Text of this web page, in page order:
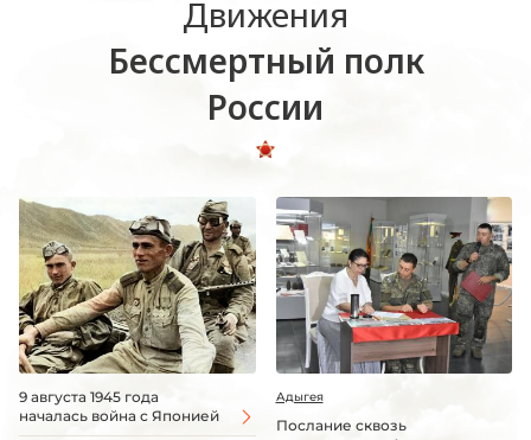
Движения
Бессмертный полк
России
9 августа 1945 года
началась война с Японией
Адыгея
Послание сквозь